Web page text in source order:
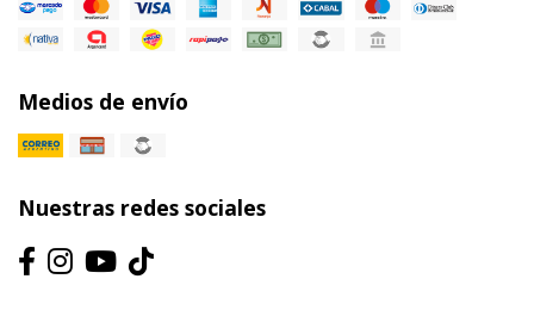
Medios de envío
Nuestras redes sociales